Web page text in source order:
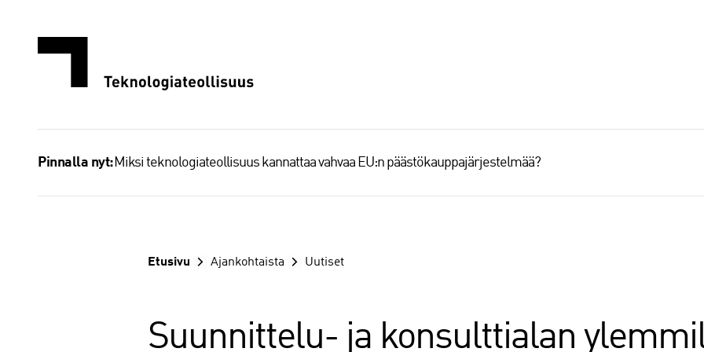
Pinnalla nyt: Miksi teknologiateollisuus kannattaa vahvaa EU:n päästökauppajärjestelmää?
Etusivu Ajankohtaista Uutiset
Suunnittelu- ja konsulttialan